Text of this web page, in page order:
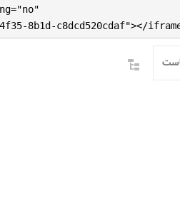
8b1d-c8dcd520cdaf"></